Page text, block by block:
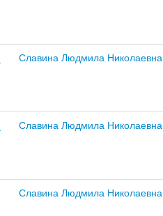
Славина Людмила Николаевна
Славина Людмила Николаевна
Славина Людмила Николаевна